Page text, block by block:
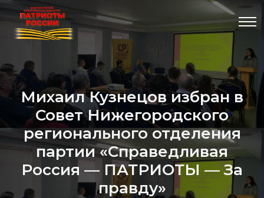
Михаил Кузнецов избран в
Совет Нижегородского
регионального отделения
партии «Справедливая
Россия — ПАТРИОТЫ — За
правду»